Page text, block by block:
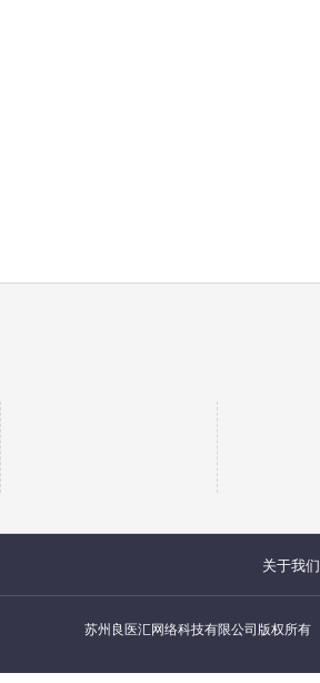
关于我们
苏州良医汇网络科技有限公司版权所有